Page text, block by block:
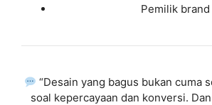
Pemilik brand
“Desain yang bagus bukan cuma
soal kepercayaan dan konversi.